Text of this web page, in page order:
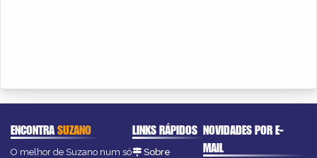
ENCONTRASUZANO
O melhor de Suzano num só
LINKS RÁPIDOS
Sobre
NOVIDADES POR E-
MAIL